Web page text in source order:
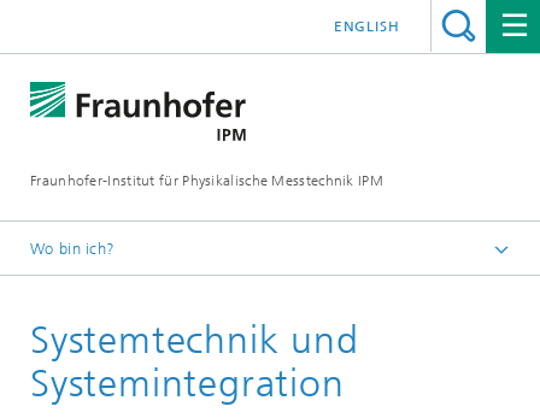
Fraunhofer-Institut für Physikalische Messtechnik IPM
ENGLISH
Wo bin ich?
Geschäftsfelder
Objekt- und Formerfassung
Kompetenzen
Systemtechnik und
Systemintegration